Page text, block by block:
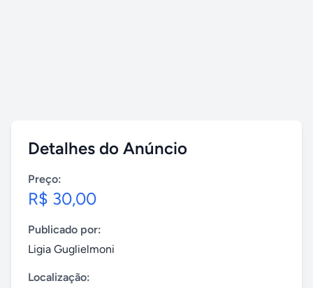
Detalhes do Anúncio
Preço:
R$ 30,00
Publicado por:
Ligia Guglielmoni
Localização: